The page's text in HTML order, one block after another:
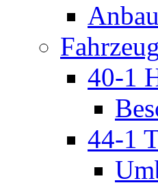
Anbau
40-1
44-1